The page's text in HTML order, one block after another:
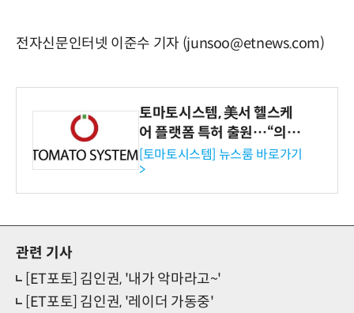
전자신문인터넷 이준수 기자 (junsoo@etnews.com)
토마토시스템, 美서 헬스케
어 플랫폼 특허 출원…“의료
기관·보험사 공략”
[토마토시스템] 뉴스룸 바로가기
>
관련 기사
[ET포토] 김인권, '내가 악마라고~'
[ET포토] 김인권, '레이더 가동중'